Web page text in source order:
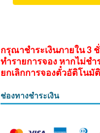
กรุณาชำระเงินภายใน 3
ทำรายการจอง หากไม่ชำ
ยกเลิกการจองตั๋วอัติโนมัติ
ช่องทางชำระเงิน